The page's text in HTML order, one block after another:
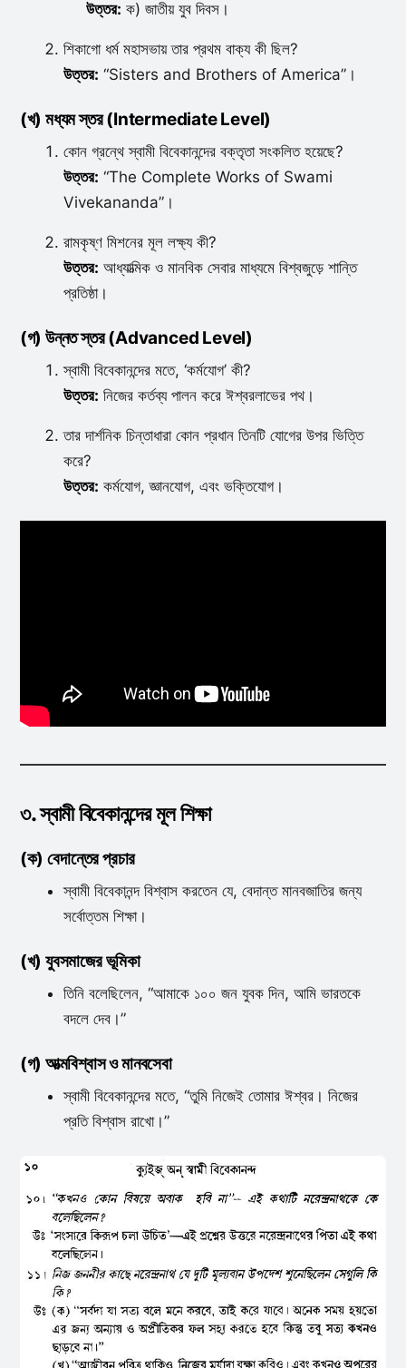
উত্তর: ক) জাতীয় যুব দিবস।
শিকাগো ধর্ম মহাসভায় তার প্রথম বাক্য কী ছিল?
উত্তর: “Sisters and Brothers of America”।
(খ) মধ্যম স্তর (Intermediate Level)
কোন গ্রন্থে স্বামী বিবেকানন্দের বক্তৃতা সংকলিত হয়েছে?
উত্তর: “The Complete Works of Swami
Vivekananda”।
রামকৃষ্ণ মিশনের মূল লক্ষ্য কী?
উত্তর: আধ্যাত্মিক ও মানবিক সেবার মাধ্যমে বিশ্বজুড়ে শান্তি
প্রতিষ্ঠা।
(গ) উন্নত স্তর (Advanced Level)
স্বামী বিবেকানন্দের মতে, ‘কর্মযোগ’ কী?
উত্তর: নিজের কর্তব্য পালন করে ঈশ্বরলাভের পথ।
তার দার্শনিক চিন্তাধারা কোন প্রধান তিনটি যোগের উপর ভিত্তি
করে?
উত্তর: কর্মযোগ, জ্ঞানযোগ, এবং ভক্তিযোগ।
৩. স্বামী বিবেকানন্দের মূল শিক্ষা
(ক) বেদান্তের প্রচার
স্বামী বিবেকানন্দ বিশ্বাস করতেন যে, বেদান্ত মানবজাতির জন্য
সর্বোত্তম শিক্ষা।
(খ) যুবসমাজের ভূমিকা
তিনি বলেছিলেন, “আমাকে ১০০ জন যুবক দিন, আমি ভারতকে
বদলে দেব।”
(গ) আত্মবিশ্বাস ও মানবসেবা
স্বামী বিবেকানন্দের মতে, “তুমি নিজেই তোমার ঈশ্বর। নিজের
প্রতি বিশ্বাস রাখো।”